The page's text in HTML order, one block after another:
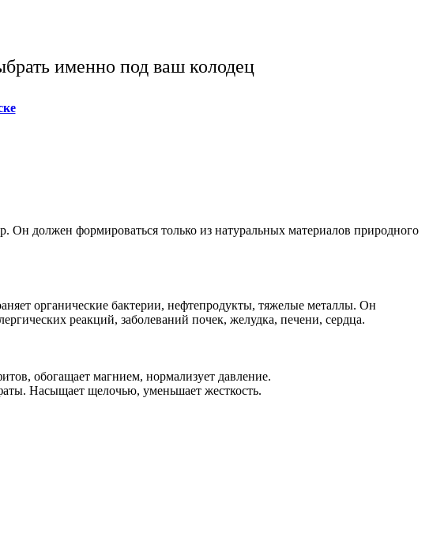
именно под ваш колодец
Он должен формироваться только из натуральных материалов природного
органические бактерии, нефтепродукты, тяжелые металлы. Он
реакций, заболеваний почек, желудка, печени, сердца.
обогащает магнием, нормализует давление.
Насыщает щелочью, уменьшает жесткость.